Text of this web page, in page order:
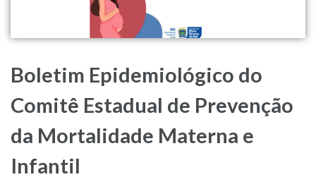
Boletim Epidemiológico do
Comitê Estadual de Prevenção
da Mortalidade Materna e
Infantil